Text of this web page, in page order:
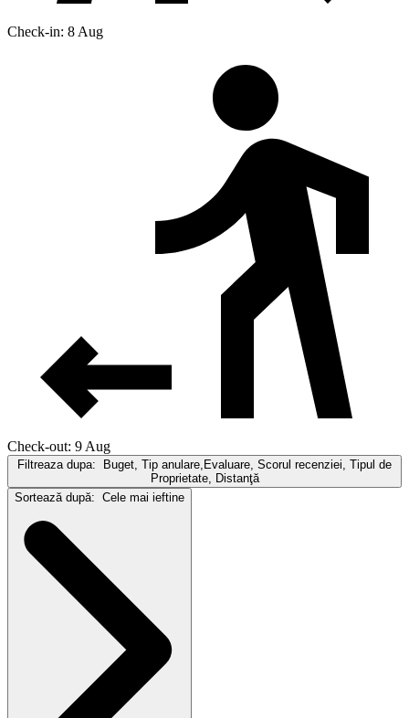
Check-in: 8 Aug
Check-out: 9 Aug
Filtreaza dupa:
Buget, Tip anulare,Evaluare, Scorul recenziei, Tipul de
Proprietate, Distanţă
Sortează după: Cele mai ieftine